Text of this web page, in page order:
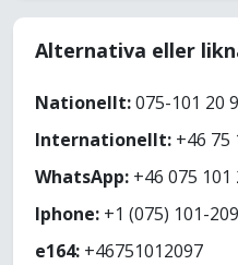
Alternativa eller
Nationellt:075-101 20
Internationellt: +46 75
WhatsApp: +46 075 101
Iphone: +1 (075) 101-
e164: +46751012097